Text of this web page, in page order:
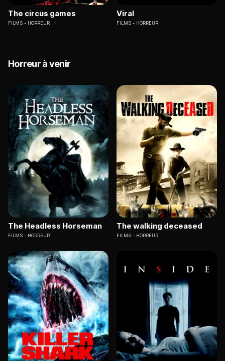
The circus games
FILMS HORREUR
Viral
FILMS HORREUR
Horreur à venir
The Headless Horseman
FILMS HORREUR
The walking deceased
FILMS HORREUR